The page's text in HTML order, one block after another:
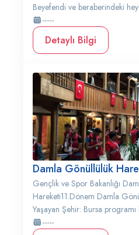
Beyefendi ve beraberindeki
-----
Detaylı Bilgi
Damla Gönüllülük
Gençlik ve Spor Bakanlığı
Hareketi11.Dönem Damla
Yaşayan Şehir: Bursa programı
-----